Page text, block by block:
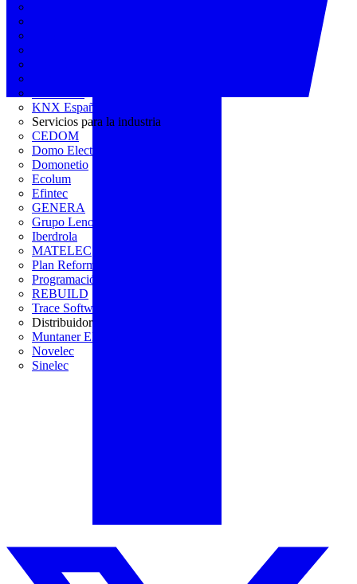
KNX España
Servicios para la industria
CEDOM
Domo Electra
Domonetio
Ecolum
Efintec
GENERA
Grupo Lenor
Iberdrola
MATELEC
Plan Reforma
Programación Integral
REBUILD
Trace Software
Distribuidor
Muntaner Electro
Novelec
Sinelec